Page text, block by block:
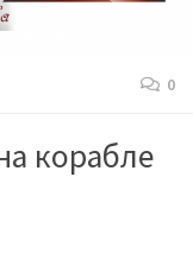
0
корабле